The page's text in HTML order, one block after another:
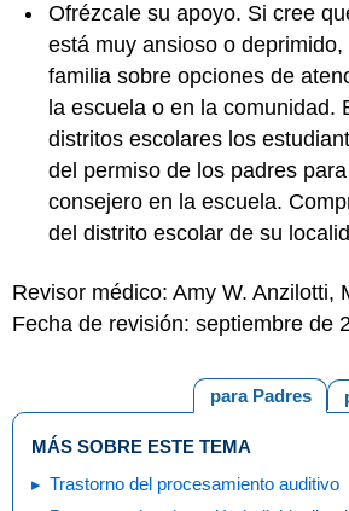
Ofrézcale su apoyo. Si cree
está muy ansioso o
familia sobre opciones de
la escuela o en la comunidad.
distritos escolares los
del permiso de los padres
consejero en la escuela.
del distrito escolar de su
Revisor médico: Amy W. Anzilotti,
Fecha de revisión: septiembre de
para Padres
MÁS SOBRE ESTE TEMA
Trastorno del procesamiento auditivo